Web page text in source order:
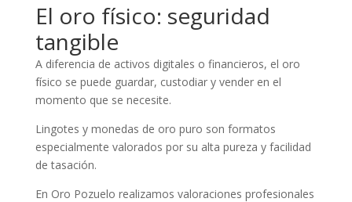
El oro físico: seguridad
tangible
A diferencia de activos digitales o financieros, el oro
físico se puede guardar, custodiar y vender en el
momento que se necesite.
Lingotes y monedas de oro puro son formatos
especialmente valorados por su alta pureza y facilidad
de tasación.
En Oro Pozuelo realizamos valoraciones profesionales